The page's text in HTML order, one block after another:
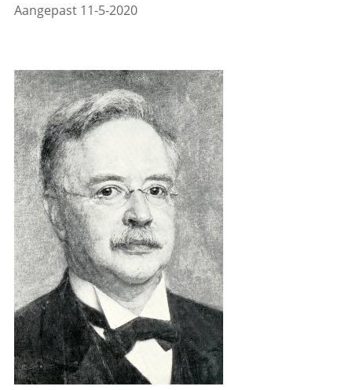
Aangepast 11-5-2020